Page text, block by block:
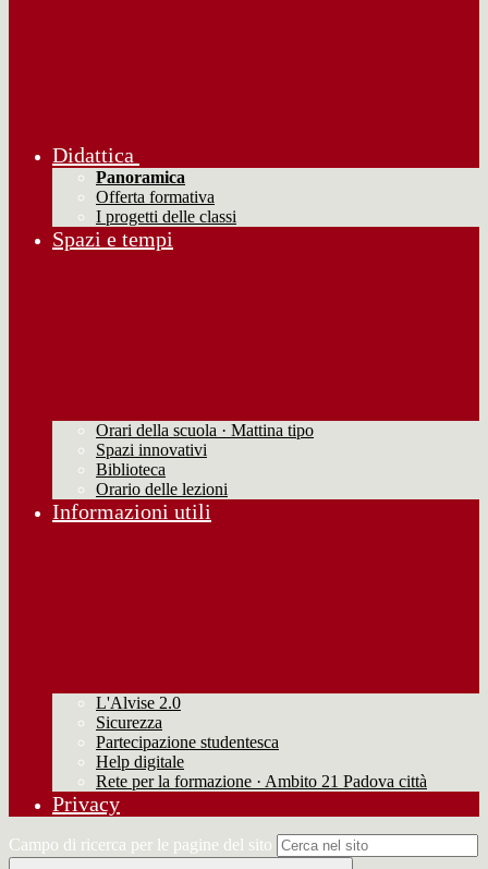
Didattica
Panoramica
Offerta formativa
I progetti delle classi
Spazi e tempi
Orari della scuola · Mattina tipo
Spazi innovativi
Biblioteca
Orario delle lezioni
Informazioni utili
L'Alvise 2.0
Sicurezza
Partecipazione studentesca
Help digitale
Rete per la formazione · Ambito 21 Padova città
Privacy
Campo di ricerca per le pagine del sito